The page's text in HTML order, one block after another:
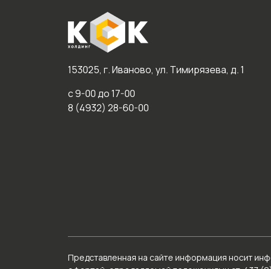
153025, г. Иваново, ул. Тимирязева, д. 1
с 9-00 до 17-00
8 (4932) 28-60-00
Представленная на сайте информация носит